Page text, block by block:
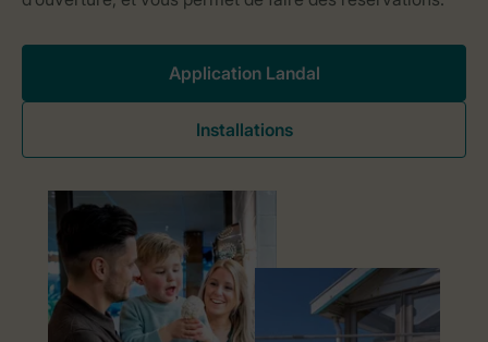
Application Landal
Installations